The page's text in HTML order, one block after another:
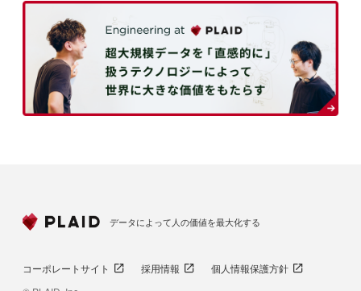
データによって人の価値を最大化する
コーポレートサイト 採用情報
個人情報保護方針